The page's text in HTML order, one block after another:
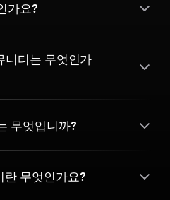
가요?
니티는 무엇인가
무엇입니까?
란 무엇인가요?